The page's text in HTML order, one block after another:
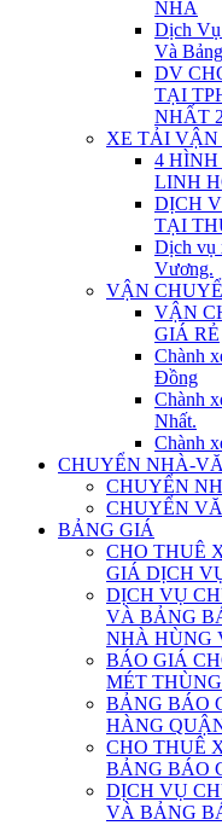
NHÀ
Dịch Vụ
Và
DV
TẠI
NHẤT
XE TẢI VẬN
4
LINH
DỊCH
TẠI
Dịch vụ
Vương.
VẬN
VẬN
GIÁ RẺ
Chành
Đồng
Chành
Nhất.
Chành
CHUYỂN NHÀ-
CHUYỂN
CHUYỂN
BẢNG GIÁ
CHO THUÊ
GIÁ DỊCH
DỊCH VỤ
VÀ BẢNG
NHÀ HÙNG
BÁO GIÁ
MÉT
BẢNG BÁO
HÀNG
CHO THUÊ
BẢNG BÁO
DỊCH VỤ
VÀ BẢNG